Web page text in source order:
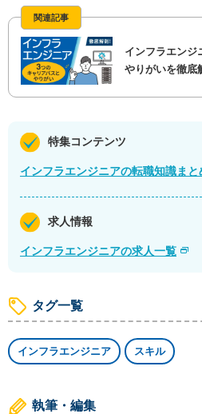
関連記事
インフラエンジ
やりがいを徹底
特集コンテンツ
インフラエンジニアの転職知識まと
求人情報
インフラエンジニアの求人一覧
タグ一覧
インフラエンジニア スキル
執筆・編集